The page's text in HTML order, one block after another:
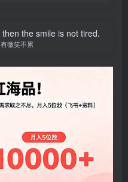
the smile is not tired.
微笑不累